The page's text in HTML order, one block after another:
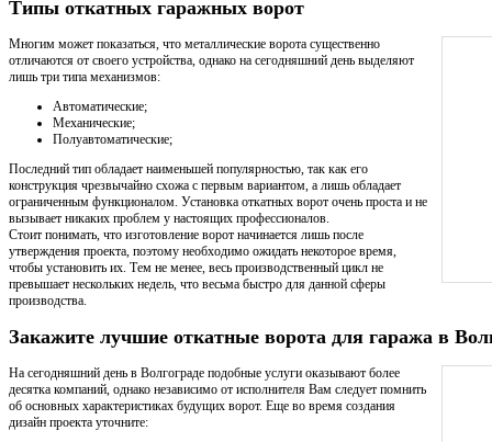
Типы откатных гаражных ворот
Многим может показаться, что металлические ворота существенно
отличаются от своего устройства, однако на сегодняшний день выделяют
лишь три типа механизмов:
Автоматические;
Механические;
Полуавтоматические;
Последний тип обладает наименьшей популярностью, так как его
конструкция чрезвычайно схожа с первым вариантом, а лишь обладает
ограниченным функционалом. Установка откатных ворот очень проста и не
вызывает никаких проблем у настоящих профессионалов.
Стоит понимать, что изготовление ворот начинается лишь после
утверждения проекта, поэтому необходимо ожидать некоторое время,
чтобы установить их. Тем не менее, весь производственный цикл не
превышает нескольких недель, что весьма быстро для данной сферы
производства.
Закажите лучшие откатные ворота для гаража в
На сегодняшний день в Волгограде подобные услуги оказывают более
десятка компаний, однако независимо от исполнителя Вам следует помнить
об основных характеристиках будущих ворот. Еще во время создания
дизайн проекта уточните: